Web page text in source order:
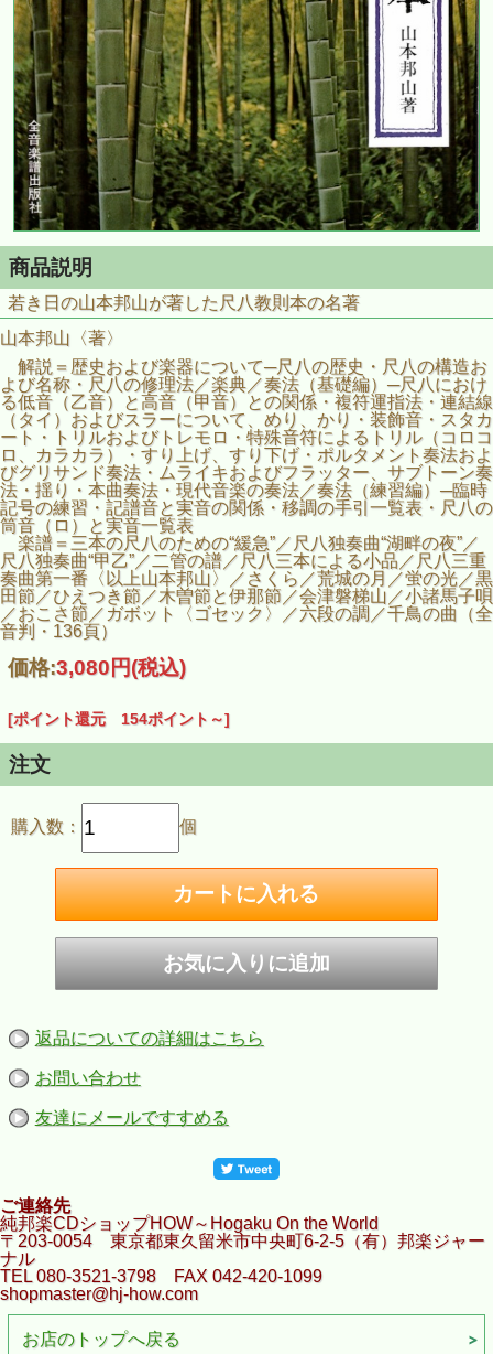
商品説明
若き日の山本邦山が著した尺八教則本の名著
山本邦山〈著〉
解説＝歴史および楽器について─尺八の歴史・尺八の構造お
よび名称・尺八の修理法／楽典／奏法（基礎編）─尺八におけ
る低音（乙音）と高音（甲音）との関係・複符運指法・連結線
（タイ）およびスラーについて、めり、かり・装飾音・スタカ
ート・トリルおよびトレモロ・特殊音符によるトリル（コロコ
ロ、カラカラ）・すり上げ、すり下げ・ポルタメント奏法およ
びグリサンド奏法・ムライキおよびフラッター、サブトーン奏
法・揺り・本曲奏法・現代音楽の奏法／奏法（練習編）─臨時
記号の練習・記譜音と実音の関係・移調の手引一覧表・尺八の
筒音（ロ）と実音一覧表
楽譜＝三本の尺八のための“緩急”／尺八独奏曲“湖畔の夜”／
尺八独奏曲“甲乙”／二管の譜／尺八三本による小品／尺八三重
奏曲第一番〈以上山本邦山〉／さくら／荒城の月／蛍の光／黒
田節／ひえつき節／木曽節と伊那節／会津磐梯山／小諸馬子唄
／おこさ節／ガボット〈ゴセック〉／六段の調／千鳥の曲（全
音判・136頁）
価格:3,080円(税込)
[ポイント還元 154ポイント～]
注文
購入数： 個
返品についての詳細はこちら
お問い合わせ
友達にメールですすめる
ご連絡先
純邦楽CDショップHOW～Hogaku On the World
〒203-0054 東京都東久留米市中央町6-2-5（有）邦楽ジャー
ナル
TEL 080-3521-3798 FAX 042-420-1099
shopmaster@hj-how.com
お店のトップへ戻る